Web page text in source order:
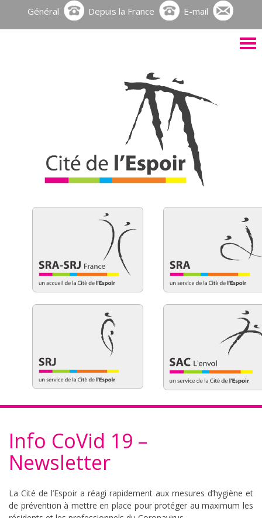
Général Depuis la France E-mail
le
Info CoVid 19 –
Newsletter
La Cité de l’Espoir a réagi rapidement aux mesures d’hygiène et
de prévention à mettre en place pour protéger au maximum les